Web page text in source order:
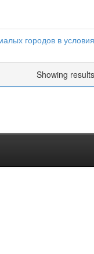
городов в
Showing